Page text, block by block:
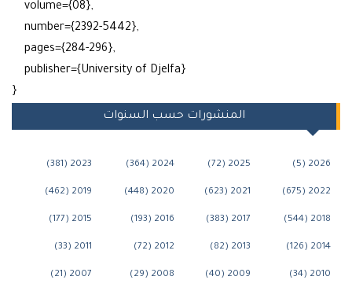
volume={08},
number={2392-5442},
pages={284-296},
publisher={University of Djelfa}
المنشورات حسب السنوات
2024 (364)
2023 (381)
2021 (623)
2020 (448)
2019 (462)
2017 (383)
2016 (193)
2013 (82)
2012 (72)
2008 (29)